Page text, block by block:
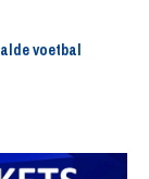
voetbal